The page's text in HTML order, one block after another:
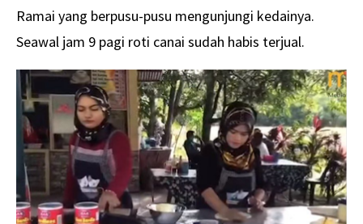
Ramai yang berpusu-pusu mengunjungi kedainya.
Seawal jam 9 pagi roti canai sudah habis terjual.